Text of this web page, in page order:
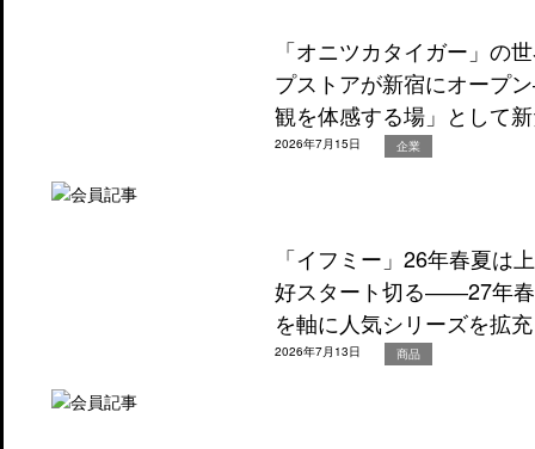
「オニツカタイガー」の
プストアが新宿にオープ
観を体感する場」として
2026年7月15日 企業
「イフミー」26年春夏は
好スタート切る――27年
を軸に人気シリーズを拡充
2026年7月13日 商品